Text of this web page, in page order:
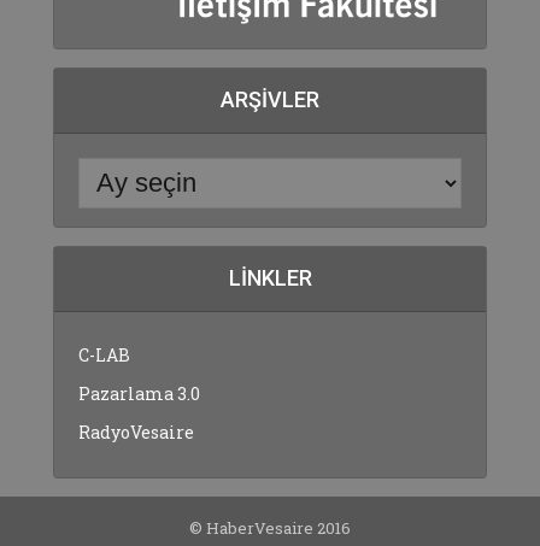
ARŞIVLER
LINKLER
C-LAB
Pazarlama 3.0
RadyoVesaire
© HaberVesaire 2016